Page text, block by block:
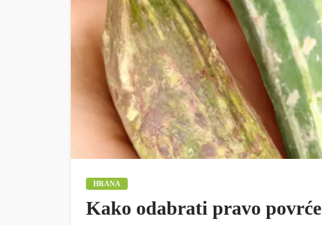
HRANA
Kako odabrati pravo povrće